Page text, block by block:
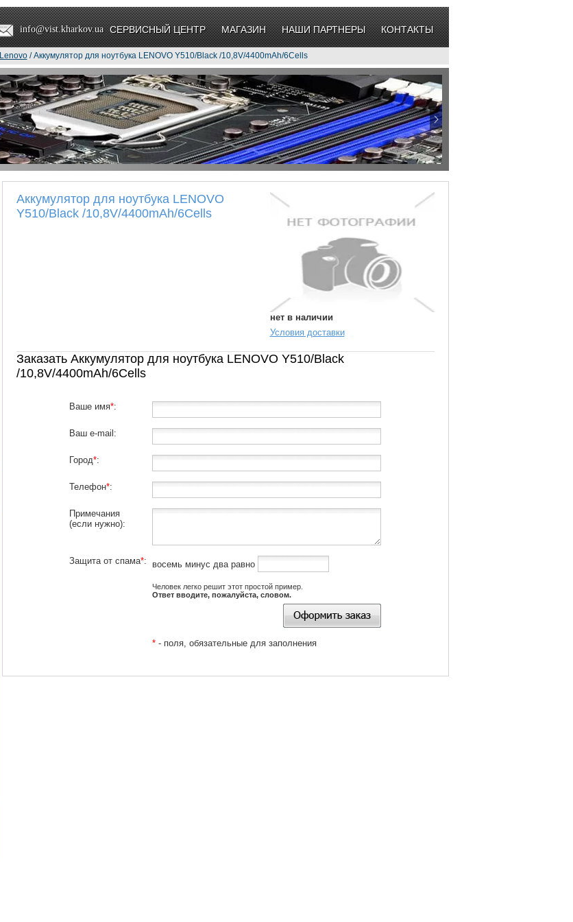
info@vist.kharkov.ua СЕРВИСНЫЙ ЦЕНТР МАГАЗИН НАШИ ПАРТНЕРЫ КОНТАКТЫ
Lenovo/ Аккумулятор для ноутбука LENOVO Y510/Black /10,8V/4400mAh/6Cells
Аккумулятор для ноутбука LENOVO
Y510/Black /10,8V/4400mAh/6Cells
нет в наличии
Условия доставки
Заказать Аккумулятор для ноутбука LENOVO Y510/Black
/10,8V/4400mAh/6Cells
Ваше имя*:
Ваш e-mail:
Город*:
Телефон*:
Примечания
(если нужно):
Защита от спама*: восемь минус два равно
Человек легко решит этот простой пример.
Ответ вводите, пожалуйста, словом.
* - поля, обязательные для заполнения